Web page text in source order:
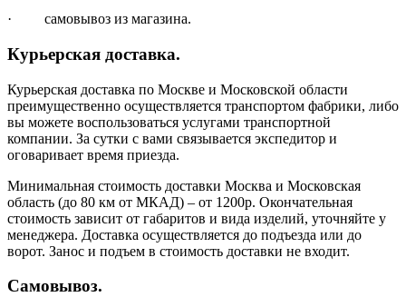
· самовывоз из магазина.
Курьерская доставка.
Курьерская доставка по Москве и Московской области
преимущественно осуществляется транспортом фабрики, либо
вы можете воспользоваться услугами транспортной
компании. За сутки с вами связывается экспедитор и
оговаривает время приезда.
Минимальная стоимость доставки Москва и Московская
область (до 80 км от МКАД) – от 1200р. Окончательная
стоимость зависит от габаритов и вида изделий, уточняйте у
менеджера. Доставка осуществляется до подъезда или до
ворот. Занос и подъем в стоимость доставки не входит.
Самовывоз.